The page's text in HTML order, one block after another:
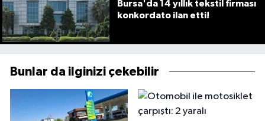
Bursa'da 14 yıllık tekstil firması
konkordato ilan etti!
Bunlar da ilginizi çekebilir